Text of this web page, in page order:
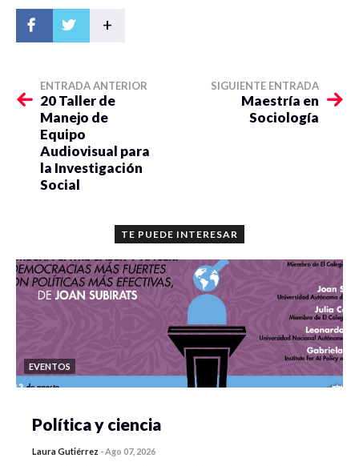
+
ENTRADA ANTERIOR
20 Taller de
Manejo de
Equipo
Audiovisual para
la Investigación
Social
SIGUIENTE ENTRADA
Maestría en
Sociología
TE PUEDE INTERESAR
EVENTOS
Política y ciencia
Laura Gutiérrez -Ago 07, 2026